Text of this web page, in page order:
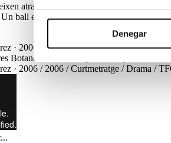
Denegar
atrapades entre les restes d’un
ball entre cadàvers.
· 2006 / 2006 / Curtmetratge / Drama /
Botanch, Liana Artigal
· 2006 / 2006 / Curtmetratge / Drama /